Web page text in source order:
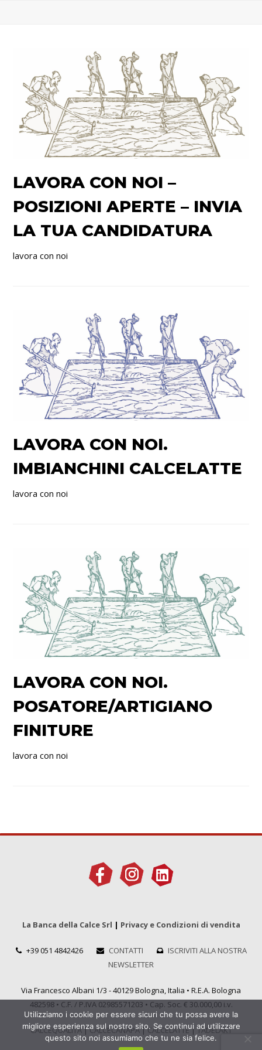
LAVORA CON NOI –
POSIZIONI APERTE – INVIA
LA TUA CANDIDATURA
lavora con noi
LAVORA CON NOI.
IMBIANCHINI CALCELATTE
lavora con noi
LAVORA CON NOI.
POSATORE/ARTIGIANO
FINITURE
lavora con noi
La Banca della Calce Srl | Privacy e Condizioni di vendita
+39 051 4842426 CONTATTI
ISCRIVITI ALLA NOSTRA
NEWSLETTER
Via Francesco Albani 1/3 - 40129 Bologna, Italia • R.E.A. Bologna
482598 • C.F. / P.IVA 02985571203 • Cap. Soc. € 30.000,00 i.v.
CALCEQUALITÀ|CALCECANAPA|CALCELATTE|TADELAKT
Utilizziamo i cookie per essere sicuri che tu possa avere la
migliore esperienza sul nostro sito. Se continui ad utilizzare
questo sito noi assumiamo che tu ne sia felice.